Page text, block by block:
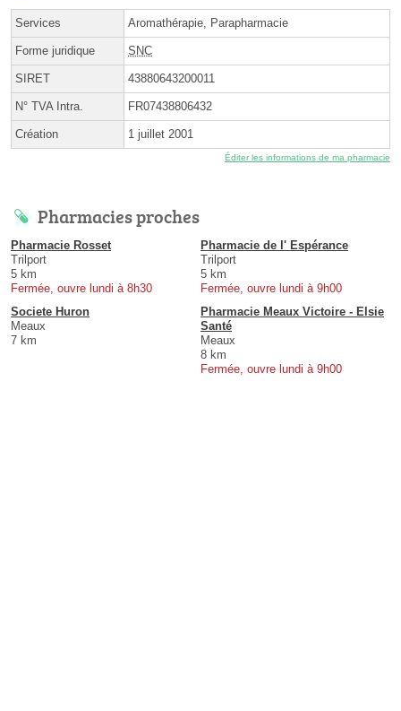
Services Aromathérapie, Parapharmacie
Forme juridique SNC
SIRET 43880643200011
N° TVA Intra. FR07438806432
Création 1 juillet 2001
Éditer les informations de ma pharmacie
Pharmacies proches
Pharmacie Rosset
Trilport
5 km
Fermée, ouvre lundi à 8h30
Pharmacie de l' Espérance
Trilport
5 km
Fermée, ouvre lundi à 9h00
Societe Huron
Meaux
7 km
Pharmacie Meaux Victoire - Elsie
Santé
Meaux
8 km
Fermée, ouvre lundi à 9h00